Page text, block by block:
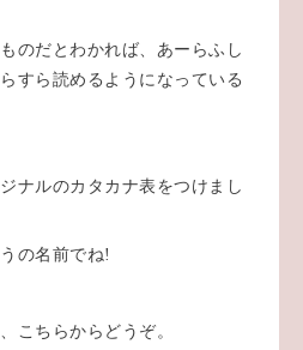
のだとわかれば、あーらふし
すら読めるようになっている
ナルのカタカナ表をつけまし
の名前でね!
こちらからどうぞ。